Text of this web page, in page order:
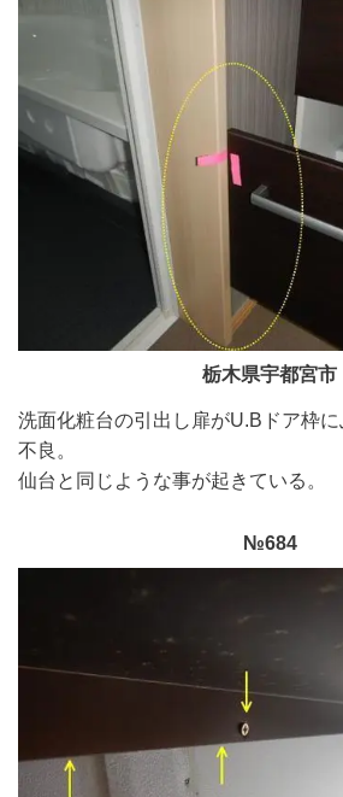
栃木県宇都宮市
洗面化粧台の引出し扉がU.Bドア枠
不良。
仙台と同じような事が起きている。
№684